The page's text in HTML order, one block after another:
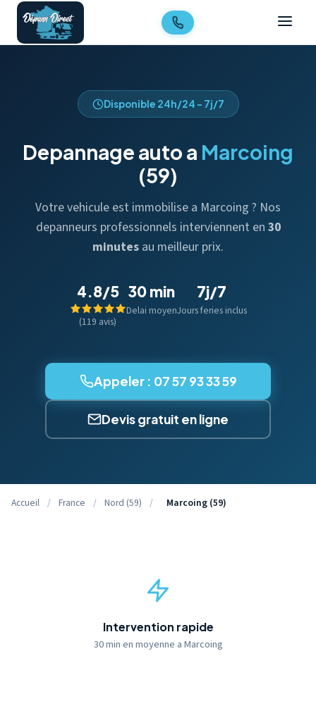
Disponible 24h/24 - 7j/7
Depannage auto a Marcoing
(59)
Votre vehicule est immobilise a Marcoing ? Nos
depanneurs professionnels interviennent en 30
minutes au meilleur prix.
4.8/5
(119 avis)
30 min
Delai moyen
7j/7
Jours feries inclus
Appeler : 07 57 93 33 59
Devis gratuit en ligne
Accueil / France / Nord (59) / Marcoing (59)
Intervention rapide
30 min en moyenne a Marcoing